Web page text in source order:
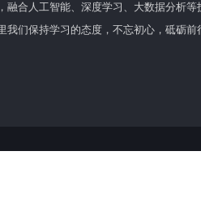
融合人工智能、深度学习、大数据分析
我们保持学习的态度，不忘初心，砥砺前